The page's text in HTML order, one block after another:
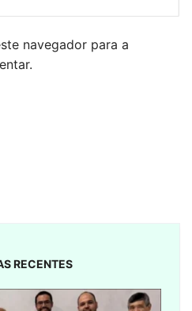
navegador para a
RECENTES